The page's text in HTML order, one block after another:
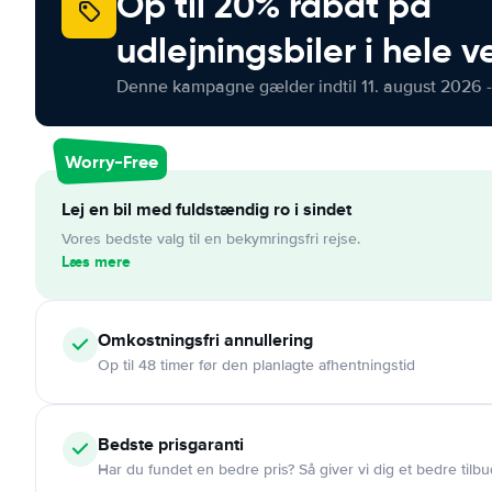
udlejningsbiler i hele
Denne kampagne gælder indtil 11. august 2026
Worry-Free
Lej en bil med fuldstændig ro i sindet
Vores bedste valg til en bekymringsfri rejse.
Læs mere
Omkostningsfri annullering
Op til 48 timer før den planlagte afhentningstid
Bedste prisgaranti
Har du fundet en bedre pris? Så giver vi dig et bedre